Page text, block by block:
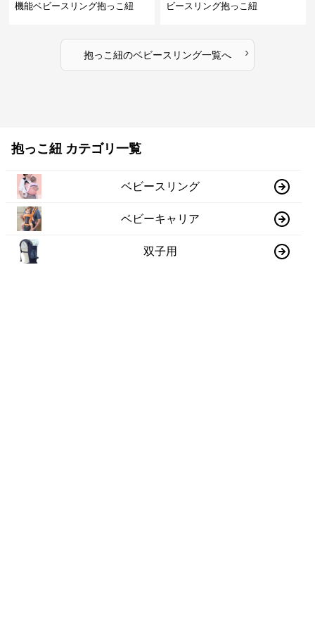
機能ベビースリング抱っこ紐
ビースリング抱っこ紐
抱っこ紐のベビースリング一覧へ ›
抱っこ紐 カテゴリ一覧
ベビースリング
ベビーキャリア
双子用